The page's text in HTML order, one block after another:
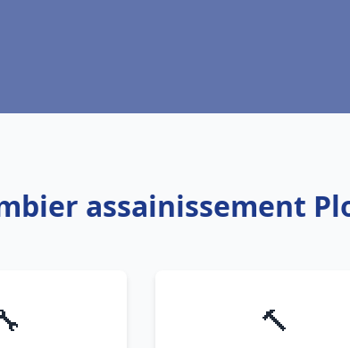
assainissement
🔨